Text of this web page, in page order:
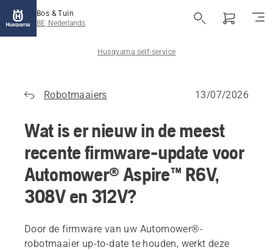
Bos & Tuin
BE, Nederlands
Husqvarna self-service
Robotmaaiers 13/07/2026
Wat is er nieuw in de meest
recente firmware-update voor
Automower® Aspire™ R6V,
308V en 312V?
Door de firmware van uw Automower®-
robotmaaier up-to-date te houden, werkt deze